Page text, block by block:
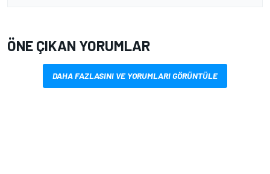
ÖNE ÇIKAN YORUMLAR
DAHA FAZLASINI VE YORUMLARI GÖRÜNTÜLE